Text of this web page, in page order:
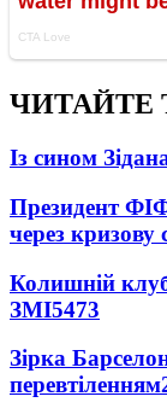
ЧИТАЙТЕ
Із сином
Президент
через кризову
Колишній
ЗМІ5473
Зірка
перевтіленням